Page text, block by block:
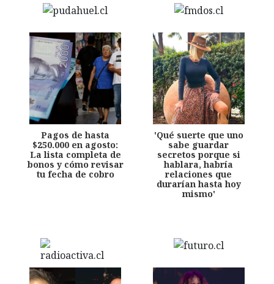
Pagos de hasta
$250.000 en agosto:
La lista completa de
bonos y cómo revisar
tu fecha de cobro
'Qué suerte que uno
sabe guardar
secretos porque si
hablara, habría
relaciones que
durarían hasta hoy
mismo'